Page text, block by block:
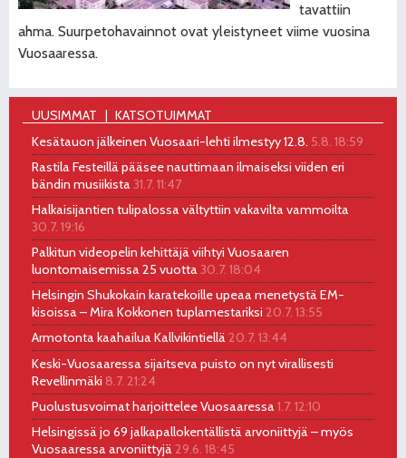
tavattiin
ahma. Suurpetohavainnot ovat yleistyneet viime vuosina
Vuosaaressa.
UUSIMMAT
KATSOTUIMMAT
Kesätauon jälkeinen Vuosaari-lehti ilmestyy 12.8. 5.8. 18:59
Rastila Festeillä pääsee nauttimaan ilmaiseksi viiden eri
bändin musiikista31.7. 11:47
Halkaisijantien tulipalossa vältyttiin vakavilta vammoilta
30.7. 19:16
Palkitun videopelin kehittäjä viihtyi Vuosaaren
luontomaisemissa 25 vuotta30.7. 18:04
Helsingin Shukokain karatekoille upeaa menetystä EM-
kisoissa – Mira Kokkonen tuplamestariksi 20.7. 13:55
Armotonta kaahailua Kallvikintiellä20.7. 13:44
Keski-Vuosaaressa sijaitseva puisto on nyt virallisesti
Revellinmäki 8.7. 21:24
Puolustusvoimat harjoittelee Vuosaaressa 1.7. 12:10
Helsingissä jo 69 jalkapallokentällistä arvoniittyjä – myös
Vuosaaressa arvoniittyjä29.6. 18:45